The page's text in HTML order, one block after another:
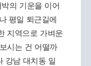
의 기운을 이어
평일 퇴근길에
지역으로 가벼운
시는 건 어떨까
강남 대치동 일